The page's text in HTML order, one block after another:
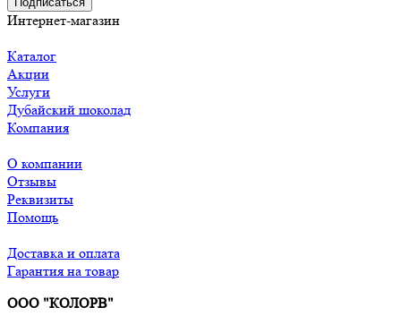
Интернет-магазин
Каталог
Акции
Услуги
Дубайский шоколад
Компания
О компании
Отзывы
Реквизиты
Помощь
Доставка и оплата
Гарантия на товар
ООО "КОЛОРВ"